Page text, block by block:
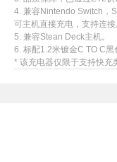
4. 兼容Nintendo Switch，
可主机直接充电，支持连接
5. 兼容Stean Deck主机。
6. 标配1.2米镀金C TO C黑
* 该充电器仅限于支持快充